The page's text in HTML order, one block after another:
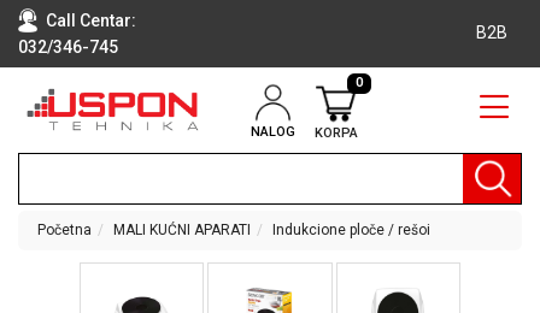
Call Centar:
032/346-745
B2B
NALOG KORPA
0
RAČUNARI
TEHNIKA
Početna MALI KUĆNI APARATI Indukcione ploče / rešoi